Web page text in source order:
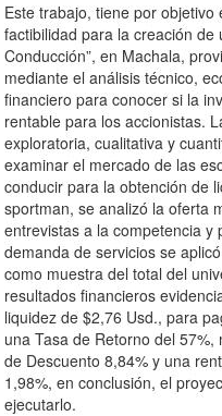
Este trabajo, tiene por objetivo
factibilidad para la creación de
Conducción”, en Machala,
mediante el análisis técnico,
financiero para conocer si la
rentable para los accionistas.
exploratoria, cualitativa y
examinar el mercado de las
conducir para la obtención de
sportman, se analizó la oferta
entrevistas a la competencia y
demanda de servicios se
como muestra del total del
resultados financieros
liquidez de $2,76 Usd., para
una Tasa de Retorno del 57%,
de Descuento 8,84% y una
1,98%, en conclusión, el
ejecutarlo.